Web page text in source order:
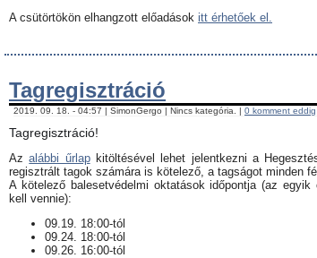
A csütörtökön elhangzott előadások itt érhetőek el.
Tagregisztráció
2019. 09. 18. - 04:57 | SimonGergo | Nincs kategória. | 0 komment eddig
Tagregisztráció!
Azalábbi űrlapkitöltésével lehet jelentkezni a
regisztrált tagok számára is kötelező, a tagságot minden
​A kötelező balesetvédelmi oktatások időpontja (az
kell vennie):
09.19. 18:00-tól
09.24. 18:00-tól
09.26. 16:00-tól